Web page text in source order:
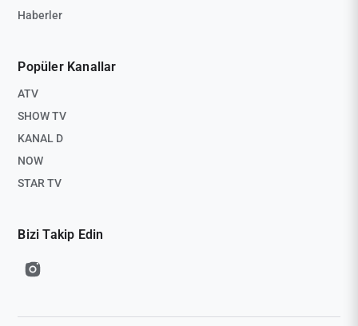
Haberler
Popüler Kanallar
ATV
SHOW TV
KANAL D
NOW
STAR TV
Bizi Takip Edin